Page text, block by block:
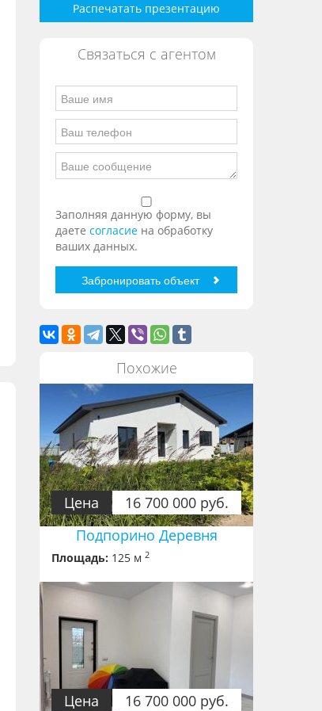
Распечатать презентацию
Связаться с агентом
Заполняя данную форму, вы
даете согласие на обработку
ваших данных.
Похожие
16 700 000 руб.
Цена
Подпорино Деревня
Площадь: 125 м 2
16 700 000 руб.
Цена